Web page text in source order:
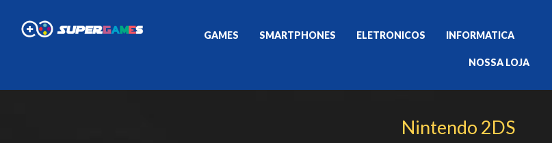
GAMES SMARTPHONES ELETRONICOS INFORMATICA
NOSSA LOJA
Nintendo 2DS